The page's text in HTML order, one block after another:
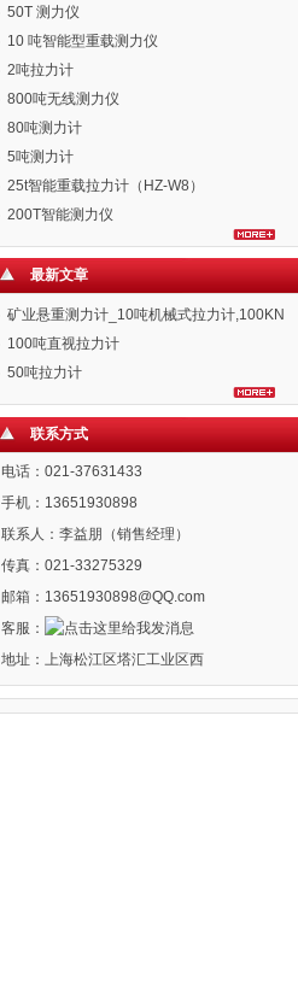
50T 测力仪
10 吨智能型重载测力仪
2吨拉力计
800吨无线测力仪
80吨测力计
5吨测力计
25t智能重载拉力计（HZ-W8）
200T智能测力仪
最新文章
矿业悬重测力计_10吨机械式拉力计,100KN
拉力表
100吨直视拉力计
50吨拉力计
联系方式
电话：021-37631433
手机：13651930898
联系人：李益朋（销售经理）
传真：021-33275329
邮箱：13651930898@QQ.com
客服：
地址：上海松江区塔汇工业区西